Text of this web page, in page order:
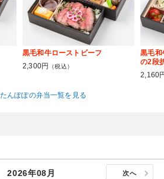
黒毛和牛ローストビーフ
2,300円
（税込）
黒毛和
の2段
2,160
んぽぽの弁当一覧を見る
2026年08月 次へ